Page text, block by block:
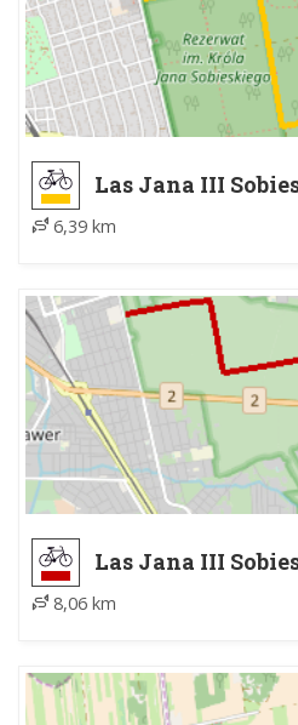
Las Jana III
Kościuszkowców
Sobieskiego, ul.
6,39 km
Las Jana III
Kościuszkowców
MZK Wiśniowa
8,06 km